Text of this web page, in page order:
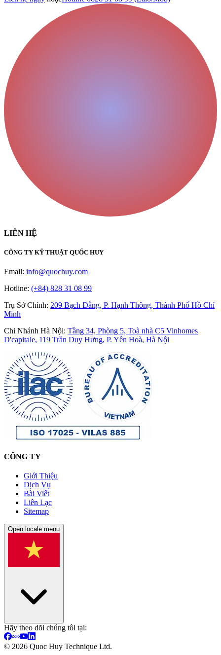
LIÊN HỆ
CÔNG TY KỸ THUẬT QUỐC HUY
Email: info@quochuy.com
Hotline: (+84) 828 31 08 99
Trụ Sở Chính: 209 Bạch Đằng, P. Hạnh Thông, Thành Phố Hồ Chí
Minh
Chi Nhánh Hà Nội: Tầng 34, Phòng 5, Toà nhà C5 Vinhomes
D'capitale, 119 Trần Duy Hưng, P. Yên Hoà, Hà Nội
CÔNG TY
Giới Thiệu
Dịch Vụ
Bài Viết
Liên Lạc
Sitemap
Open locale menu
Hãy theo dõi chúng tôi tại:
© 2026 Quoc Huy Technique Ltd.